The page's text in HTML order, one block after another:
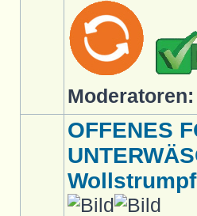
Moderatoren:
OFFENES